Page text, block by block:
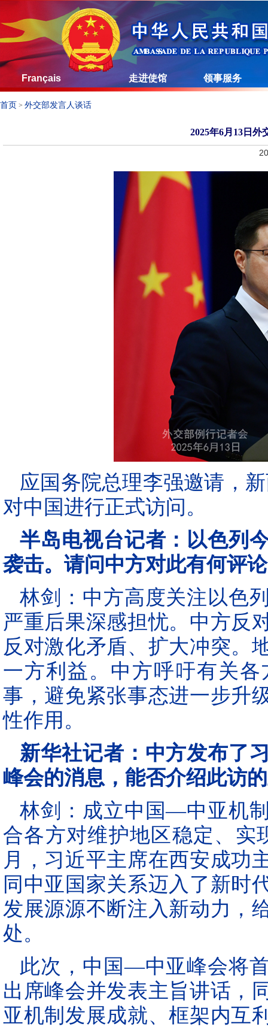
Français 走进使馆 领事服务
首页 > 外交部发言人谈话
2025年6月13日外
应国务院总理李强邀请，
对中国进行正式访问。
半岛电视台记者：以色列
袭击。请问中方对此有何评
林剑：中方高度关注以色
严重后果深感担忧。中方反
反对激化矛盾、扩大冲突。
一方利益。中方呼吁有关
事，避免紧张事态进一步升
性作用。
新华社记者：中方发布了
峰会的消息，能否介绍此访
林剑：成立中国—中亚机
合各方对维护地区稳定、实
月，习近平主席在西安成功
同中亚国家关系迈入了新时
发展源源不断注入新动力，
处。
此次，中国—中亚峰会将
出席峰会并发表主旨讲话，
亚机制发展成就、框架内互